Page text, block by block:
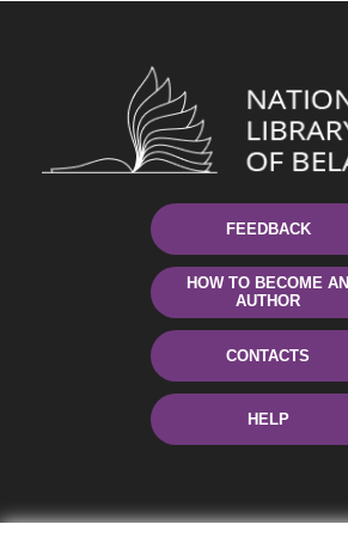
FEEDBACK
HOW TO BECOME AN
AUTHOR
CONTACTS
HELP